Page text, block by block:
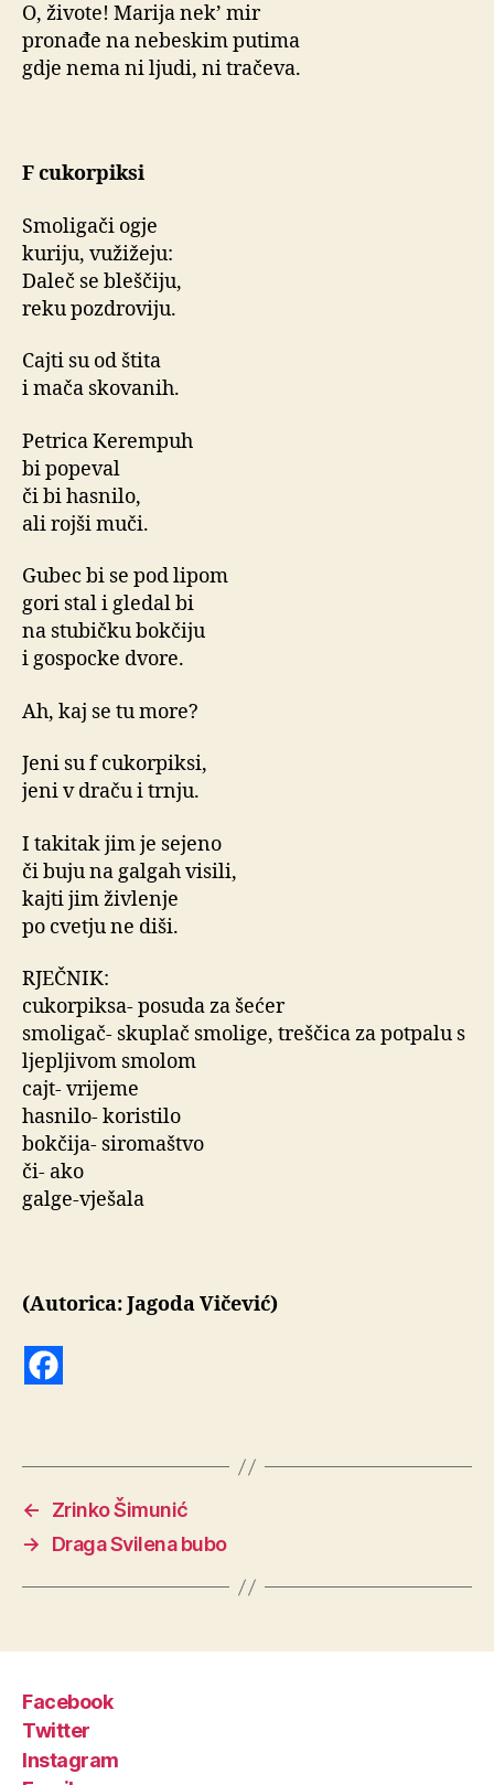
O, živote! Marija nek’ mir
pronađe na nebeskim putima
gdje nema ni ljudi, ni tračeva.
F cukorpiksi
Smoligači ogje
kuriju, vužižeju:
Daleč se bleščiju,
reku pozdroviju.
Cajti su od štita
i mača skovanih.
Petrica Kerempuh
bi popeval
či bi hasnilo,
ali rojši muči.
Gubec bi se pod lipom
gori stal i gledal bi
na stubičku bokčiju
i gospocke dvore.
Ah, kaj se tu more?
Jeni su f cukorpiksi,
jeni v draču i trnju.
I takitak jim je sejeno
či buju na galgah visili,
kajti jim živlenje
po cvetju ne diši.
RJEČNIK:
cukorpiksa- posuda za šećer
smoligač- skuplač smolige, treščica za potpalu s
ljepljivom smolom
cajt- vrijeme
hasnilo- koristilo
bokčija- siromaštvo
či- ako
galge-vješala
(Autorica: Jagoda Vičević)
←
Zrinko Šimunić
→
Draga Svilena bubo
Facebook
Twitter
Instagram